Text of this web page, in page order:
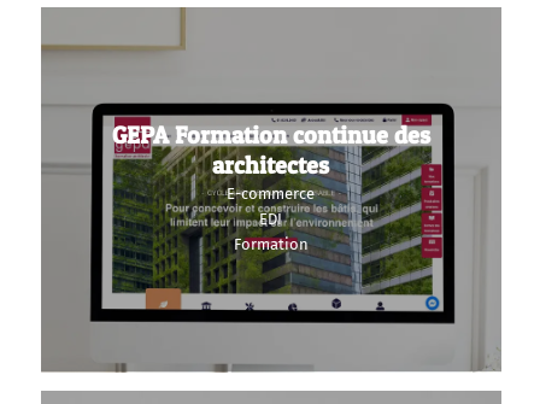
GEPA Formation continue des
architectes
E-commerce
EDI
Formation